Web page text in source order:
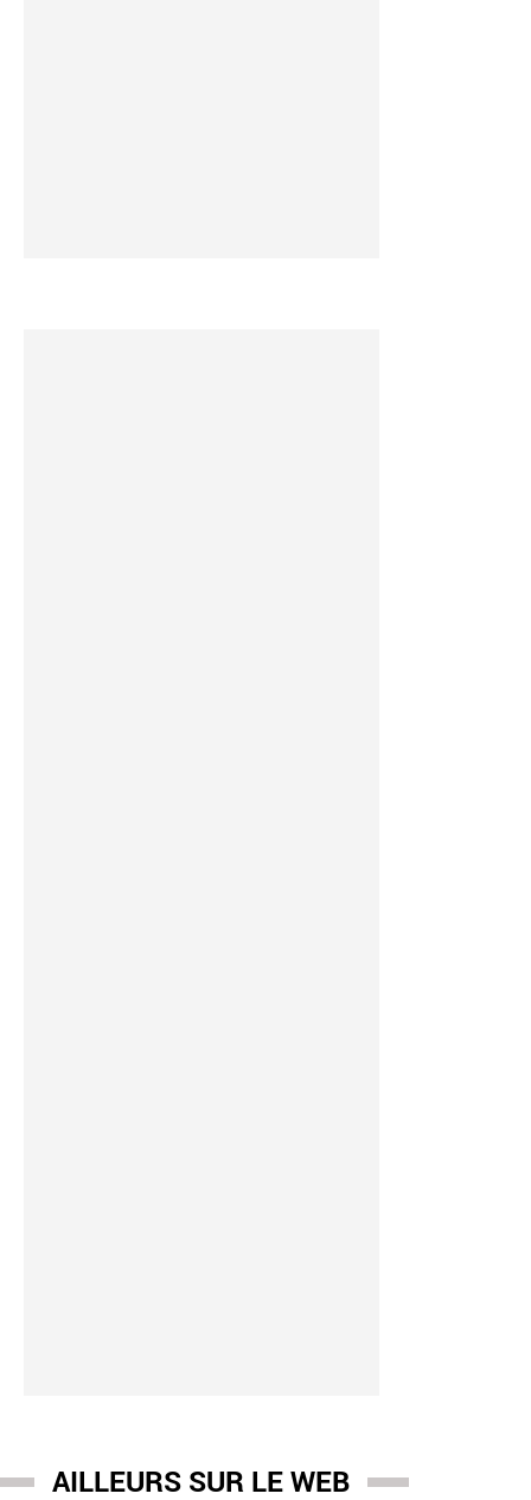
AILLEURS SUR LE WEB